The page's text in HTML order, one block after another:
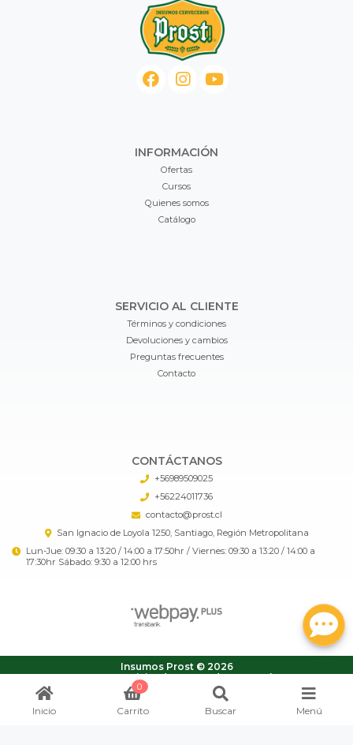
INFORMACIÓN
Ofertas
Cursos
Quienes somos
Catálogo
SERVICIO AL CLIENTE
Términos y condiciones
Devoluciones y cambios
Preguntas frecuentes
Contacto
CONTÁCTANOS
+56989509025
+56224011736
contacto@prost.cl
San Ignacio de Loyola 1250, Santiago, Región Metropolitana
Lun-Jue: 09:30 a 13:20 / 14:00 a 17:50hr / Viernes: 09:30 a 13:20 / 14:00 a
17:30hr Sábado: 9:30 a 12:00 hrs
Insumos Prost © 2026
¿Te gusta mi tienda? Yo vendo conBsale
Inicio
0
Carrito Buscar Menú